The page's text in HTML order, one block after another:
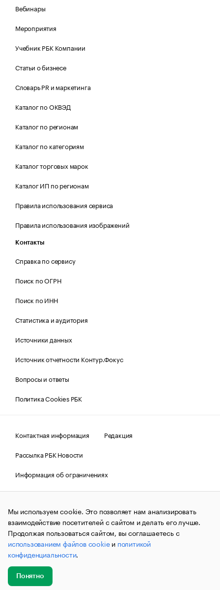
Вебинары
Мероприятия
Учебник РБК Компании
Статьи о бизнесе
Словарь PR и маркетинга
Каталог по ОКВЭД
Каталог по регионам
Каталог по категориям
Каталог торговых марок
Каталог ИП по регионам
Правила использования сервиса
Правила использования изображений
Контакты
Справка по сервису
Поиск по ОГРН
Поиск по ИНН
Статистика и аудитория
Источники данных
Источник отчетности Контур.Фокус
Вопросы и ответы
Политика Cookies РБК
Контактная информация
Редакция
Рассылка РБК Новости
Информация об ограничениях
Правовая информация
О соблюдении авторских прав
© АО «РОСБИЗНЕСКОНСАЛТИНГ»,1995–2026.Сообщения
и материалы информационного агентства «РБК»
(зарегистрировано Федеральной службой по надзору в сфере
связи, информационных технологий и массовых
коммуникаций (Роскомнадзор) 09.12.2015 за номером ИА
№ФС77-63848) сопровождаются пометкой «РБК». Отдельные
публикации могут содержать информацию,
не предназначенную для пользователей
до 18 лет.
Мы используем cookie. Это позволяет нам анализировать
взаимодействие посетителей с сайтом и делать его лучше.
Продолжая пользоваться сайтом, вы соглашаетесь с
использованием файлов cookieи политикой
конфиденциальности.
Понятно